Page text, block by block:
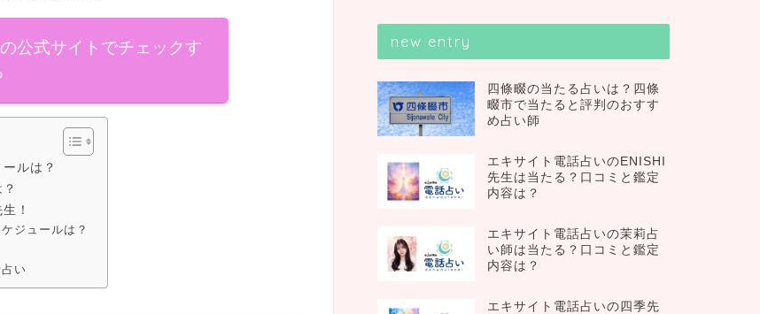
公式サイトでチェックす
ルは？
！
ジュールは？
い
new entry
四條畷の当たる占いは？四條
畷市で当たると評判のおすす
め占い師
エキサイト電話占いのENISHI
先生は当たる？口コミと鑑定
内容は？
エキサイト電話占いの茉莉占
い師は当たる？口コミと鑑定
内容は？
エキサイト電話占いの四季先